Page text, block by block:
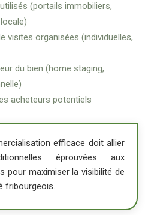
(portails immobiliers,
visites organisées (individuelles,
du bien (home staging,
acheteurs potentiels
efficace doit allier
éprouvées aux
pour maximiser la visibilité de
fribourgeois.